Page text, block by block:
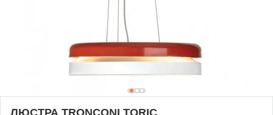
ЛЮСТРА TRONCONI TORIC